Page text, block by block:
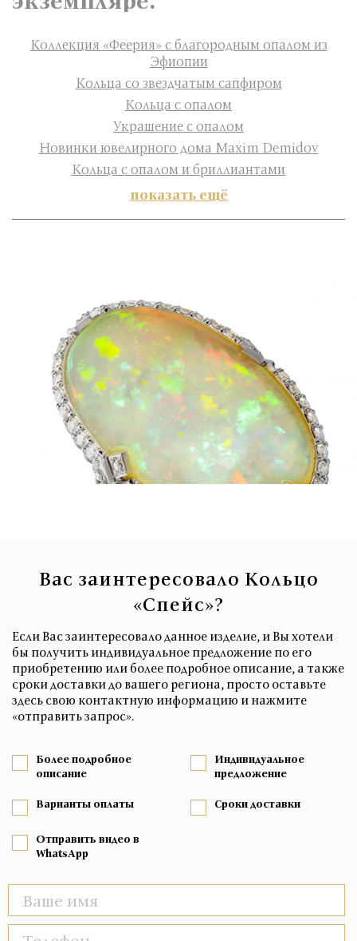
Коллекция «Феерия» с благородным опалом из
Эфиопии
Кольца со звездчатым сапфиром
Кольца с опалом
Украшение с опалом
Новинки ювелирного дома Maxim Demidov
Кольца с опалом и бриллиантами
показать ещё
Вас заинтересовало Кольцо
«Спейс»?
Если Вас заинтересовало данное изделие, и Вы хотели
бы получить индивидуальное предложение по его
приобретению или более подробное описание, а также
сроки доставки до вашего региона, просто оставьте
здесь свою контактную информацию и нажмите
«отправить запрос».
Более подробное
описание
Индивидуальное
предложение
Варианты оплаты Сроки доставки
Отправить видео в
WhatsApp